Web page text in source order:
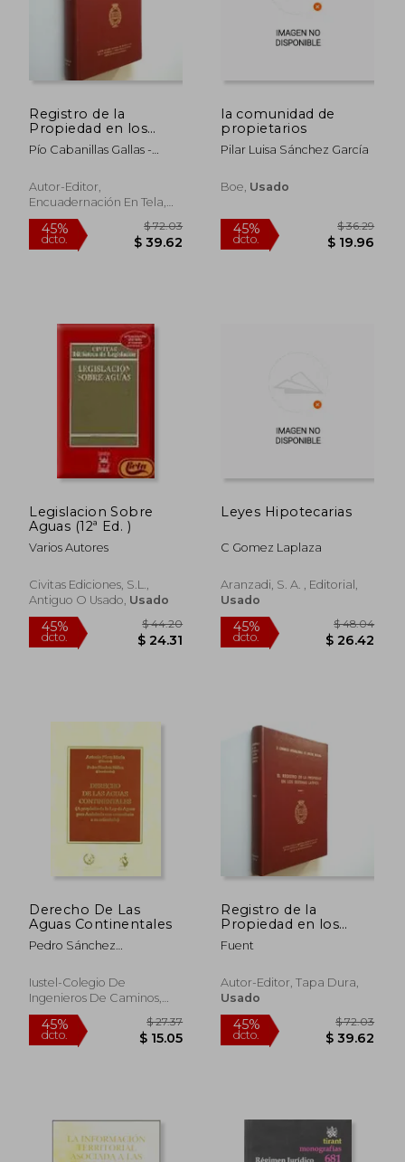
dcto. dcto.
Registro de la
Propiedad en los
Sistemas Latinos el
Tomo i i i
Pío Cabanillas Gallas -
Cueva - Ángel De La
Fuente Junco - Manuel
Amorós Gosálbez
Autor-Editor,
Encuadernación En Tela,
Usado
45%
dcto. $ 39.62
la comunidad de
propietarios
Pilar Luisa Sánchez García
Boe, Usado
45%
dcto. $
Legislacion Sobre
Aguas (12ª Ed. )
Varios Autores
Civitas Ediciones, S.L.,
Antiguo O Usado, Usado
Leyes Hipotecarias
C Gomez Laplaza
Aranzadi, S. A. , Editorial,
Usado
Derecho De Las
Aguas Continentales
Pedro Sánchez
Marín
Iustel-Colegio De
Ingenieros De Caminos,
Canales Y Puertos., Madrid,
Guaflex, Nuevo
Registro de la
Propiedad en los
Sistemas Latinos el
Tomo i
Fuent
Autor-Editor, Tapa Dura,
Usado